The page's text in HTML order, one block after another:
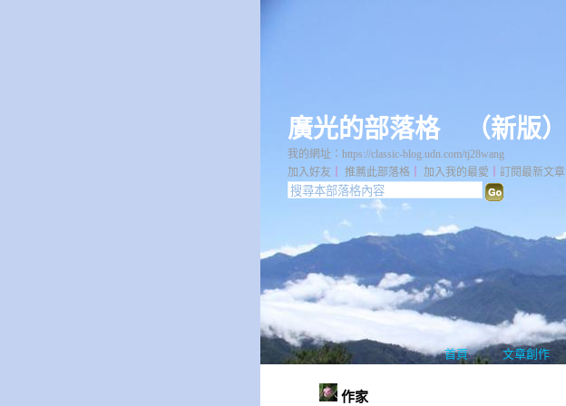
廣光的部落格（新版）
首頁 文章創作
加入好友 推薦此部落格 加入我的最愛 訂閱最新文章
我的網址：https://classic-blog.udn.com/tj28wang
作家